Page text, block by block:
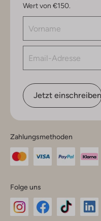
Wert von €150.
Jetzt einschreiben
Zahlungsmethoden
Folge uns